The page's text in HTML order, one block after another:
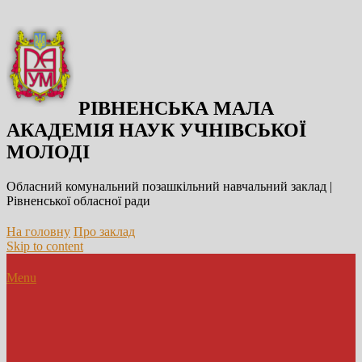
РІВНЕНСЬКА МАЛА
АКАДЕМІЯ НАУК УЧНІВСЬКОЇ
МОЛОДІ
Обласний комунальний позашкільний навчальний заклад |
Рівненської обласної ради
На головну Про заклад
Skip to content
Menu